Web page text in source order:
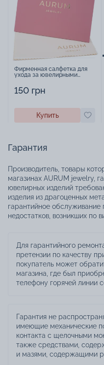
Фирменная салфетка для
ухода за ювелирными
150 грн
Купить
Гарантия
Производитель, товары
магазинах AURUM jewelry,
ювелирных изделий
изделия из драгоценных
гарантийное
недостатков, возникших по
Для гарантийного
претензии по качеству
покупатель может
магазина, где был
телефону горячей линии
Гарантия не
имеющие механические
контакта с щелочными
также средствами,
и мазями, содержащими